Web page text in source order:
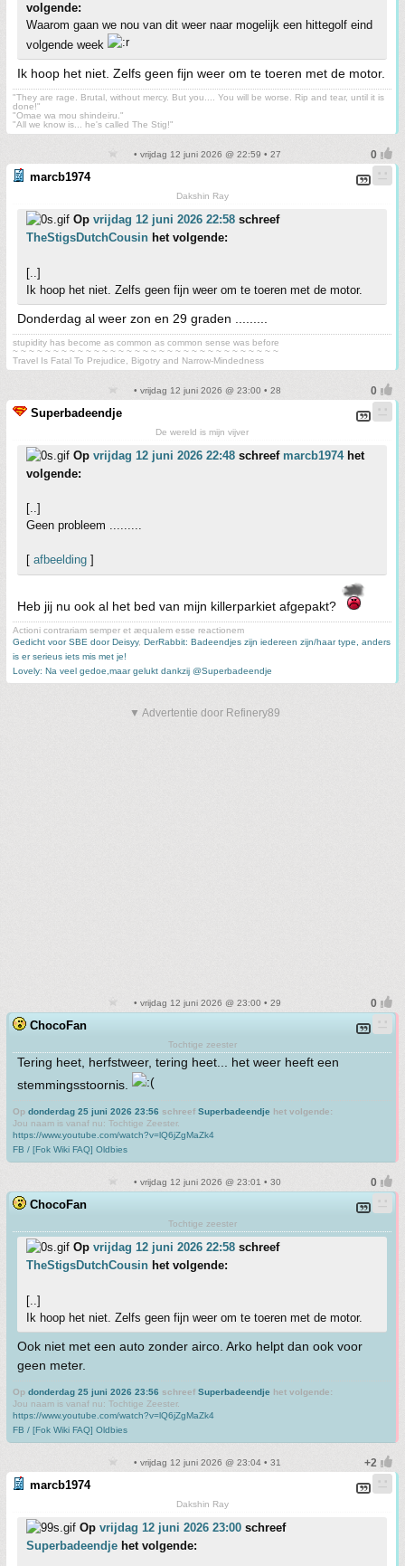
volgende:
Waarom gaan we nou van dit weer naar mogelijk een hittegolf eind
volgende week
Ik hoop het niet. Zelfs geen fijn weer om te toeren met de motor.
"They are rage. Brutal, without mercy. But you.... You will be worse. Rip and tear, until it is
done!"
"Omae wa mou shindeiru."
"All we know is... he's called The Stig!"
• vrijdag 12 juni 2026 @ 22:59 • 27
marcb1974
Dakshin Ray
Op vrijdag 12 juni 2026 22:58 schreef
TheStigsDutchCousin het volgende:
[..]
Ik hoop het niet. Zelfs geen fijn weer om te toeren met de motor.
Donderdag al weer zon en 29 graden .........
stupidity has become as common as common sense was before
~ ~ ~ ~ ~ ~ ~ ~ ~ ~ ~ ~ ~ ~ ~ ~ ~ ~ ~ ~ ~ ~ ~ ~ ~ ~ ~ ~ ~ ~ ~ ~ ~
Travel Is Fatal To Prejudice, Bigotry and Narrow-Mindedness
• vrijdag 12 juni 2026 @ 23:00 • 28
Superbadeendje
De wereld is mijn vijver
Op vrijdag 12 juni 2026 22:48 schreef marcb1974het
volgende:
[..]
Geen probleem .........
[ afbeelding ]
Heb jij nu ook al het bed van mijn killerparkiet afgepakt?
Actioni contrariam semper et æqualem esse reactionem
Gedicht voor SBE door Deisyy, DerRabbit: Badeendjes zijn iedereen zijn/haar type, anders
is er serieus iets mis met je!
Lovely: Na veel gedoe,maar gelukt dankzij @Superbadeendje
▼ Advertentie door Refinery89
• vrijdag 12 juni 2026 @ 23:00 • 29
ChocoFan
Tochtige zeester
Tering heet, herfstweer, tering heet... het weer heeft een
stemmingsstoornis.
Op donderdag 25 juni 2026 23:56 schreef Superbadeendje het volgende:
Jou naam is vanaf nu: Tochtige Zeester.
https://www.youtube.com/watch?v=lQ6jZgMaZk4
FB / [Fok Wiki FAQ] Oldbies
• vrijdag 12 juni 2026 @ 23:01 • 30
ChocoFan
Tochtige zeester
Op vrijdag 12 juni 2026 22:58 schreef
TheStigsDutchCousin het volgende:
[..]
Ik hoop het niet. Zelfs geen fijn weer om te toeren met de motor.
Ook niet met een auto zonder airco. Arko helpt dan ook voor
geen meter.
Op donderdag 25 juni 2026 23:56 schreef Superbadeendje het volgende:
Jou naam is vanaf nu: Tochtige Zeester.
https://www.youtube.com/watch?v=lQ6jZgMaZk4
FB / [Fok Wiki FAQ] Oldbies
• vrijdag 12 juni 2026 @ 23:04 • 31
marcb1974
Dakshin Ray
Op vrijdag 12 juni 2026 23:00 schreef
Superbadeendje het volgende: